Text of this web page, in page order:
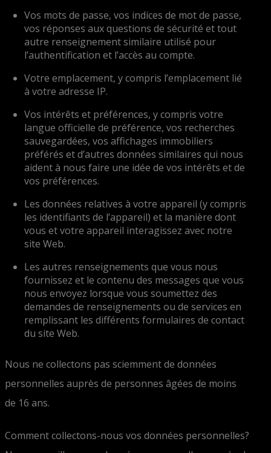
Vos mots de passe, vos indices de mot de passe,
vos réponses aux questions de sécurité et tout
autre renseignement similaire utilisé pour
l’authentification et l’accès au compte.
Votre emplacement, y compris l’emplacement lié
à votre adresse IP.
Vos intérêts et préférences, y compris votre
langue officielle de préférence, vos recherches
sauvegardées, vos affichages immobiliers
préférés et d’autres données similaires qui nous
aident à nous faire une idée de vos intérêts et de
vos préférences.
Les données relatives à votre appareil (y compris
les identifiants de l’appareil) et la manière dont
vous et votre appareil interagissez avec notre
site Web.
Les autres renseignements que vous nous
fournissez et le contenu des messages que vous
nous envoyez lorsque vous soumettez des
demandes de renseignements ou de services en
remplissant les différents formulaires de contact
du site Web.
Nous ne collectons pas sciemment de données
personnelles auprès de personnes âgées de moins
de 16 ans.
Comment collectons-nous vos données personnelles?